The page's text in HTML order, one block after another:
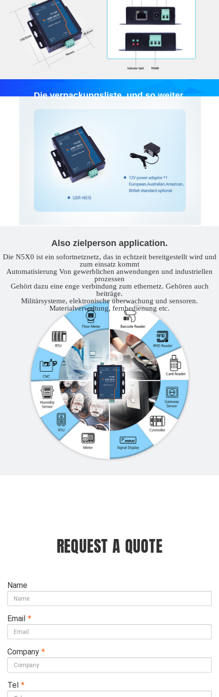
Die verpackungsliste, und so weiter.
Also zielperson application.
Die N5X0 ist ein sofortnetznetz, das in echtzeit bereitgestellt wird und
zum einsatz kommt
Automatisierung Von gewerblichen anwendungen und industriellen
prozessen
Gehört dazu eine enge verbindung zum ethernetz. Gehören auch
beiträge.
Militärsysteme, elektronische überwachung und sensoren.
Materialverwaltung, fernbedienung etc.
REQUEST A QUOTE